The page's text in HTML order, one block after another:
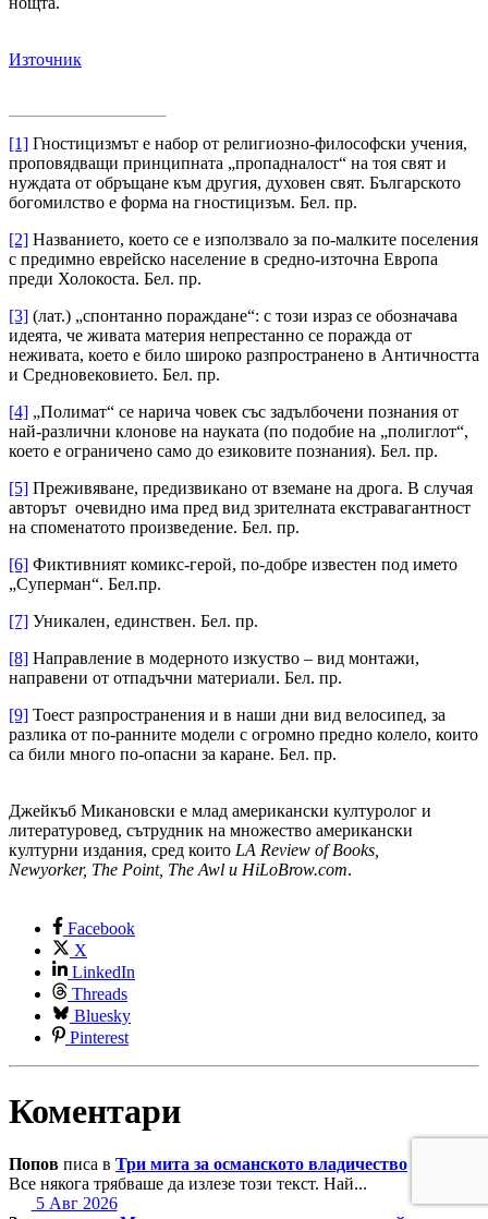
Източник
[1] Гностицизмът е набор от религиозно-философски учения,
проповядващи принципната „пропадналост“ на тоя свят и
нуждата от обръщане към другия, духовен свят. Българското
богомилство е форма на гностицизъм. Бел. пр.
[2] Названието, което се е използвало за по-малките поселения
с предимно еврейско население в средно-източна Европа
преди Холокоста. Бел. пр.
[3] (лат.) „спонтанно пораждане“: с този израз се обозначава
идеята, че живата материя непрестанно се поражда от
неживата, което е било широко разпространено в Античността
и Средновековието. Бел. пр.
[4] „Полимат“ се нарича човек със задълбочени познания от
най-различни клонове на науката (по подобие на „полиглот“,
което е ограничено само до езиковите познания). Бел. пр.
[5] Преживяване, предизвикано от вземане на дрога. В случая
авторът очевидно има пред вид зрителната екстравагантност
на споменатото произведение. Бел. пр.
[6] Фиктивният комикс-герой, по-добре известен под името
„Суперман“. Бел.пр.
[7] Уникален, единствен. Бел. пр.
[8] Направление в модерното изкуство – вид монтажи,
направени от отпадъчни материали. Бел. пр.
[9] Тоест разпространения и в наши дни вид велосипед, за
разлика от по-ранните модели с огромно предно колело, които
са били много по-опасни за каране. Бел. пр.
Джейкъб Микановски е млад американски културолог и
литературовед, сътрудник на множество американски
културни издания, сред които LA Review of Books,
Newyorker, The Point, The Awl и HiLoBrow.com.
Facebook
X
LinkedIn
Threads
Bluesky
Pinterest
Коментари
Попов писа в Три мита за османското владичество
Все някога трябваше да излезе този текст. Най...
5 Авг 2026